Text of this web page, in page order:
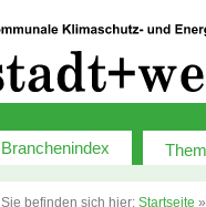
Branchenindex
Sie befinden sich hier: Startseite »